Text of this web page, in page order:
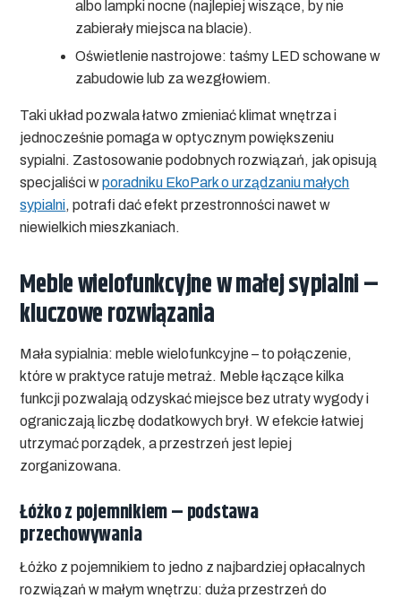
albo lampki nocne (najlepiej wiszące, by nie
zabierały miejsca na blacie).
Oświetlenie nastrojowe: taśmy LED schowane w
zabudowie lub za wezgłowiem.
Taki układ pozwala łatwo zmieniać klimat wnętrza i
jednocześnie pomaga woptycznym powiększeniu
sypialni. Zastosowanie podobnych rozwiązań, jak opisują
specjaliści wporadniku EkoPark o urządzaniu małych
sypialni, potrafi dać efekt przestronności nawet w
niewielkich mieszkaniach.
Meble wielofunkcyjne w małej sypialni –
kluczowe rozwiązania
Mała sypialnia: meble wielofunkcyjne– to połączenie,
które w praktyce ratuje metraż. Meble łączące kilka
funkcji pozwalają odzyskać miejsce bez utraty wygody i
ograniczają liczbę dodatkowych brył. W efekcie łatwiej
utrzymać porządek, a przestrzeń jest lepiej
zorganizowana.
Łóżko z pojemnikiem – podstawa
przechowywania
Łóżko z pojemnikiem to jedno z najbardziej opłacalnych
rozwiązań w małym wnętrzu: duża przestrzeń do